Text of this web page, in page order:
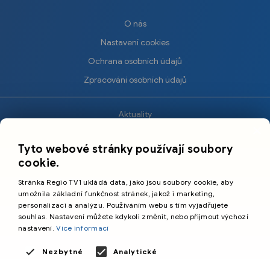
O nás
Nastavení cookies
Ochrana osobních údajů
Zpracování osobních údajů
Aktuality
Sport
Cestování
Primetime Media s.r.o.
Tyto webové stránky používají soubory
cookie.
Stránka Regio TV1 ukládá data, jako jsou soubory cookie, aby
umožnila základní funkčnost stránek, jakož i marketing,
personalizaci a analýzu. Používáním webu s tím vyjadřujete
souhlas. Nastavení můžete kdykoli změnit, nebo přijmout výchozí
nastavení.Více informací
Nezbytné Analytické